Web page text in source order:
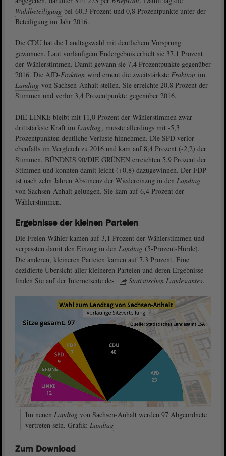
Wahlbeteiligung bei 60,3 Prozent und 0,8 Prozentpunkte unter der
Beteiligung im Jahr 2016.
Die CDU hat die Landtagswahl mit deutlichem Vorsprung
gewonnen. Laut vorläufigem Endergebnis erhielt sie 37,1 Prozent
der Wählerstimmen. Damit gewann sie 7,4 Prozentpunkte gegenüber
2016. Die AfD-Fraktion wird erneut die zweitstärkste Fraktion im
Landtag von Sachsen-Anhalt stellen. Sie erreichte 20,8 Prozent der
Stimmen und verlor 3,4 Prozentpunkte gegenüber 2016.
DIE LINKE bleibt mit 11,0 Prozent der Wählerstimmen zwar
drittstärkste Kraft im Landtag, musste allerdings mit -5,3
Prozentpunkten deutliche Verluste hinnehmen. Die SPD verlor
ebenfalls im Vergleich zu 2016 und kam auf 8,4 Prozent (-2,2) der
Stimmen. BÜNDNIS 90/DIE GRÜNEN erreichten 5,9 Prozent der
Stimmen und konnten damit leicht (+0,8) dazugewinnen. Der FDP
ist nach zehn Jahren Abstinenz der Wiedereinzug in den Landtag
von Sachsen-Anhalt gelungen. Sie kam auf 6,4 Prozent der
Wählerstimmen.
Ergebnisse der kleinen Parteien
Die Freien Wähler kamen auf 3,1 Prozent der Wählerstimmen und
verpassten damit den Einzug in den Landtag (5-Prozent-Hürde).
Die anderen, kleineren Parteien kamen auf 7,3 Prozent. Eine
dezidierte Übersicht aller kleineren Parteien und deren Ergebnisse
finden Sie auf der Internetseite des
Statistischen Landesamtes.
Im neuen Landtag von Sachsen-Anhalt werden 97 Abgeordnete
vertreten sein. Grafik: Landtag
Zum Download